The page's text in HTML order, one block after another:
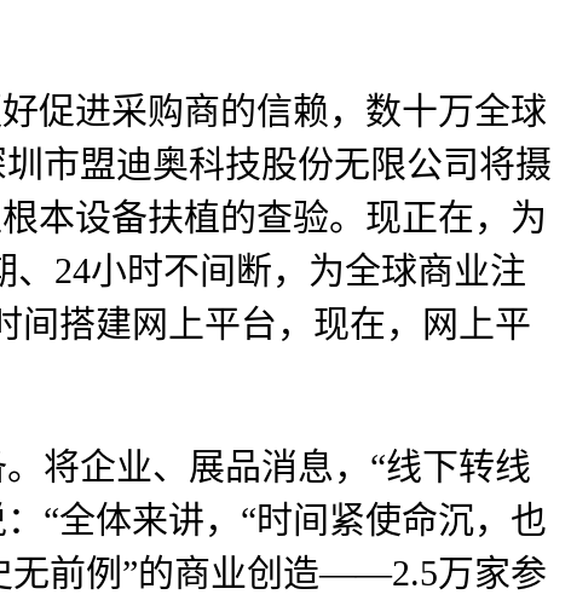
促进采购商的信赖，数十万全球
市盟迪奥科技股份无限公司将摄
本设备扶植的查验。现正在，为
、24小时不间断，为全球商业注
间搭建网上平台，现在，网上平
将企业、展品消息，“线下转线
“全体来讲，“时间紧使命沉，也
无前例”的商业创造——2.5万家参